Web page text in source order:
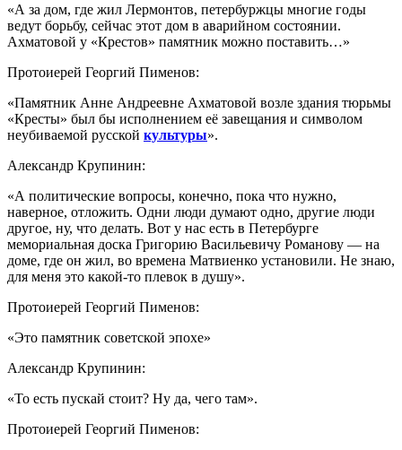
«А за дом, где жил Лермонтов, петербуржцы многие годы
ведут борьбу, сейчас этот дом в аварийном состоянии.
Ахматовой у «Крестов» памятник можно поставить…»
Протоиерей Георгий Пименов:
«Памятник Анне Андреевне Ахматовой возле здания тюрьмы
«Кресты» был бы исполнением её завещания и символом
неубиваемой русской культуры».
Александр Крупинин:
«А политические вопросы, конечно, пока что нужно,
наверное, отложить. Одни люди думают одно, другие люди
другое, ну, что делать. Вот у нас есть в Петербурге
мемориальная доска Григорию Васильевичу Романову — на
доме, где он жил, во времена Матвиенко установили. Не знаю,
для меня это какой-то плевок в душу».
Протоиерей Георгий Пименов:
«Это памятник советской эпохе»
Александр Крупинин:
«То есть пускай стоит? Ну да, чего там».
Протоиерей Георгий Пименов: